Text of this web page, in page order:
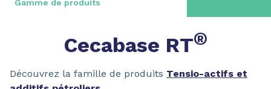
Gamme de produits
Cecabase RT®
Découvrez la famille de produits Tensio-actifs et